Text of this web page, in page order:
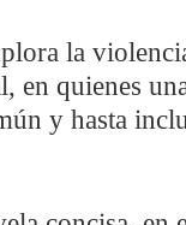
la
en quienes
y hasta